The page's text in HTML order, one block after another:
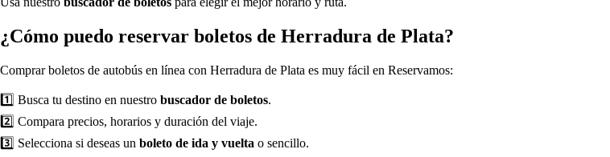
¿Cómo puedo reservar boletos de Herradura de Plata?
Comprar boletos de autobús en línea con Herradura de Plata es muy fácil en Reservamos:
1️⃣ Busca tu destino en nuestro buscador de boletos.
2️⃣ Compara precios, horarios y duración del viaje.
3️⃣ Selecciona si deseas un boleto de ida y vuelta o sencillo.